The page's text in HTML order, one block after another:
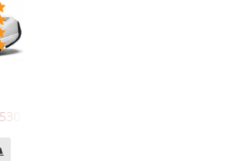
White Silver Navy